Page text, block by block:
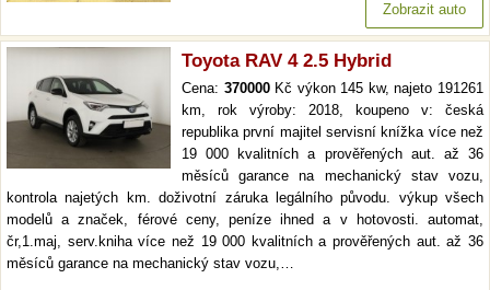
Zobrazit auto
Toyota RAV 4 2.5 Hybrid
Cena: 370000Kč výkon 145 kw, najeto 191261
km, rok výroby: 2018, koupeno v: česká
republika první majitel servisní knížka více než
19 000 kvalitních a prověřených aut. až 36
měsíců garance na mechanický stav vozu,
kontrola najetých km. doživotní záruka legálního původu. výkup všech
modelů a značek, férové ceny, peníze ihned a v hotovosti. automat,
čr,1.maj, serv.kniha více než 19 000 kvalitních a prověřených aut. až 36
měsíců garance na mechanický stav vozu,…